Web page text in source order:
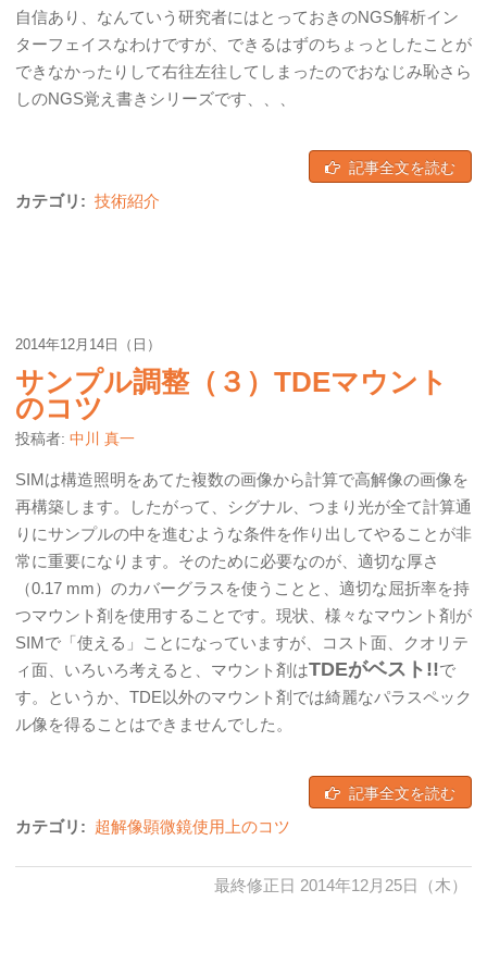
自信あり、なんていう研究者にはとっておきのNGS解析イン
ターフェイスなわけですが、できるはずのちょっとしたことが
できなかったりして右往左往してしまったのでおなじみ恥さら
しのNGS覚え書きシリーズです、、、
記事全文を読む
カテゴリ: 技術紹介
2014年12月14日（日）
サンプル調整（３）TDEマウント
のコツ
投稿者: 中川 真一
SIMは構造照明をあてた複数の画像から計算で高解像の画像を
再構築します。したがって、シグナル、つまり光が全て計算通
りにサンプルの中を進むような条件を作り出してやることが非
常に重要になります。そのために必要なのが、適切な厚さ
（0.17 mm）のカバーグラスを使うことと、適切な屈折率を持
つマウント剤を使用することです。現状、様々なマウント剤が
SIMで「使える」ことになっていますが、コスト面、クオリテ
ィ面、いろいろ考えると、マウント剤はTDEがベスト!!で
す。というか、TDE以外のマウント剤では綺麗なパラスペック
ル像を得ることはできませんでした。
記事全文を読む
カテゴリ: 超解像顕微鏡使用上のコツ
最終修正日 2014年12月25日（木）